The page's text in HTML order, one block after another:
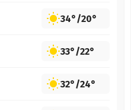
34°/20°
33°/22°
32°/24°